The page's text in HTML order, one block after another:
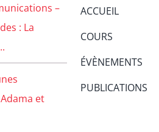
–
: La
et
ACCUEIL
COURS
ÉVÈNEMENTS
PUBLICATIONS